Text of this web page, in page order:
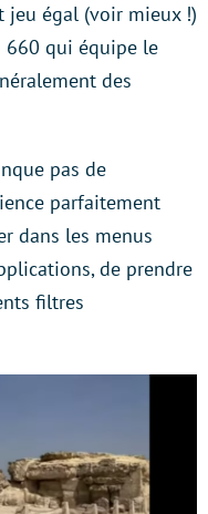
égal (voir mieux !)
660 qui équipe le
des
pas de
parfaitement
dans les menus
de prendre
filtres